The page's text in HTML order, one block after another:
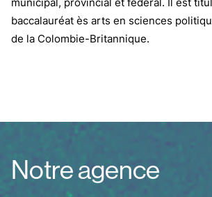
municipal, provincial et fédéral. Il est
baccalauréat ès arts en sciences
de la Colombie-Britannique.
Notre agence